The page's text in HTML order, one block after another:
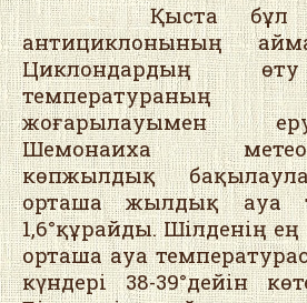
Қыста бұл
антициклонының
Циклондардың
температураның
жоғарылауымен
Шемонаиха
көпжылдық
орташа жылдық ауа
1,6°құрайды. Шілденің
орташа ауа
күндері 38-39°дейін